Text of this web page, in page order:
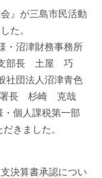
』が三島市民活動
た。
沼津財務事務所
部長 土屋 巧
団法人沼津青色
署長 杉崎 克哉
個人課税第一部
きました。
決算書承認につい